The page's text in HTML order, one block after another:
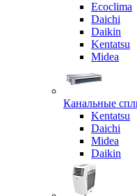
Ecoclima
Daichi
Daikin
Kentatsu
Midea
Канальные
Kentatsu
Daichi
Midea
Daikin